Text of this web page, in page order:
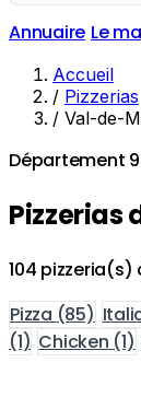
Annuaire Le
Accueil
/ Pizzerias
/ Val-de-
Département
Pizzerias
104
Pizza (85)
(1) Chicken (1)